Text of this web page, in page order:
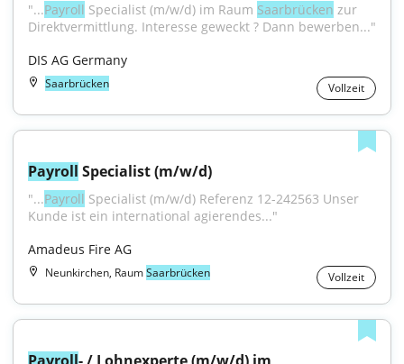
"...Payroll Specialist (m/w/d) im Raum Saarbrücken zur
Direktvermittlung. Interesse geweckt ? Dann bewerben..."
DIS AG Germany
Saarbrücken Vollzeit
Payroll Specialist (m/w/d)
"...Payroll Specialist (m/w/d) Referenz 12-242563 Unser
Kunde ist ein international agierendes..."
Amadeus Fire AG
Neunkirchen, RaumSaarbrücken Vollzeit